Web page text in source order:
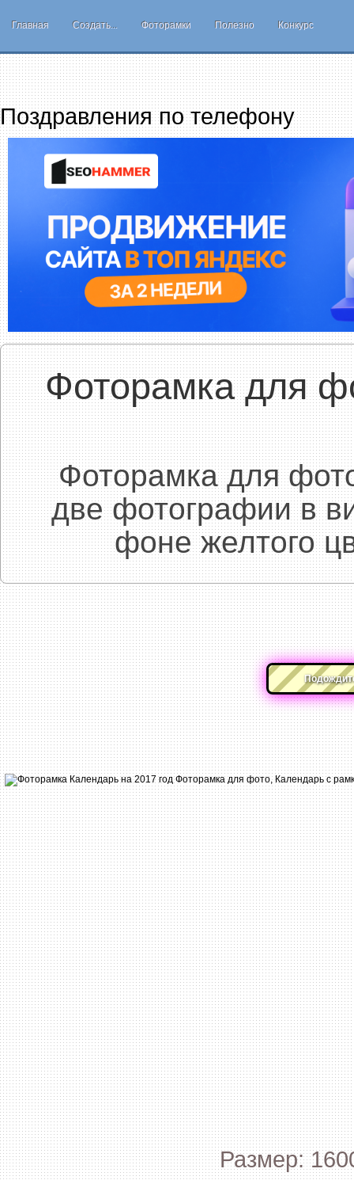
Главная Создать... Фоторамки Полезно Конкурс
Поздравления по телефону
Фоторамка для
Фоторамка для
две фотографии в
фоне желтого
Размер: